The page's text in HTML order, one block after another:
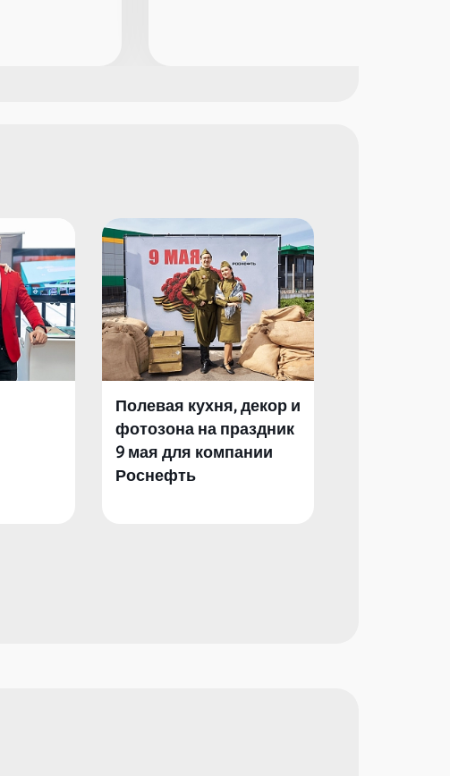
Полевая кухня, декор и
фотозона на праздник
9 мая для компании
Роснефть